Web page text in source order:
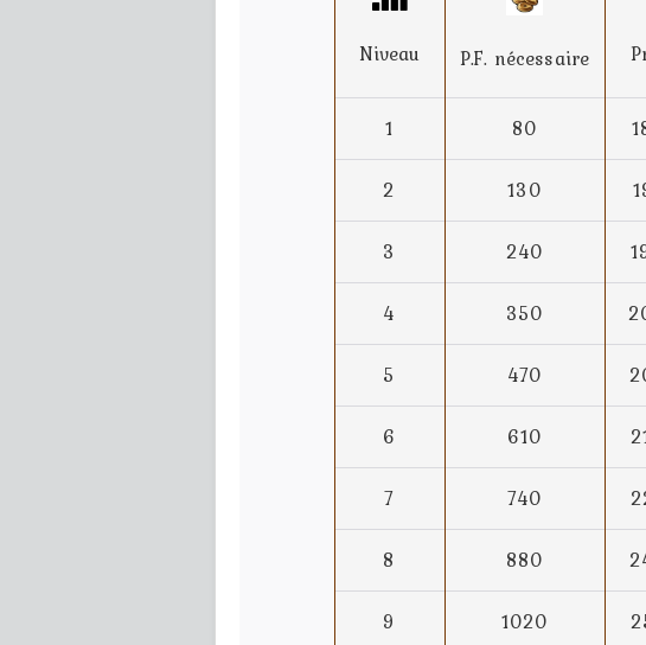
Niveau P.F. nécessaire
1 80
2 130
3 240
4 350
5 470
6 610
7 740
8 880
9 1020